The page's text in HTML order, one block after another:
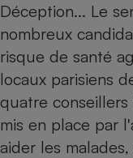
Déception... Le
nombreux
risque de santé
locaux parisiens
quatre
mis en place par
aider les
Tous les
Toutes les cartes